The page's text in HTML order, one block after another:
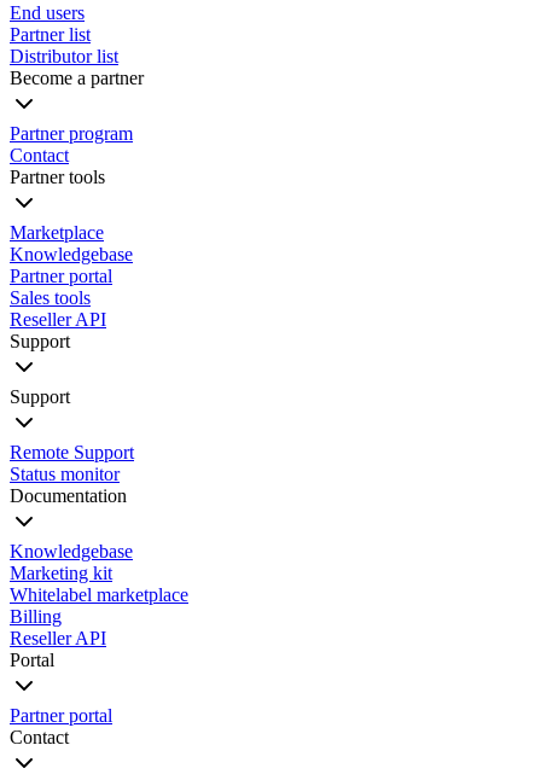
End users
Partner list
Distributor list
Become a partner
Partner program
Contact
Partner tools
Marketplace
Knowledgebase
Partner portal
Sales tools
Reseller API
Support
Support
Remote Support
Status monitor
Documentation
Knowledgebase
Marketing kit
Whitelabel marketplace
Billing
Reseller API
Portal
Partner portal
Contact